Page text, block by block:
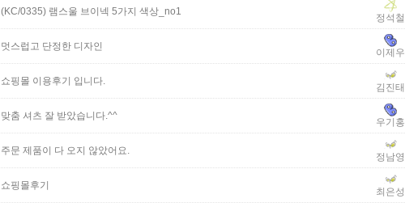
(KC/0335) 램스울 브이넥 5가지 색상_no1
정석철
멋스럽고 단정한 디자인
이제우
쇼핑몰 이용후기 입니다.
김진태
맞춤 셔츠 잘 받았습니다.^^
우기홍
주문 제품이 다 오지 않았어요.
정남영
쇼핑몰후기
최은성